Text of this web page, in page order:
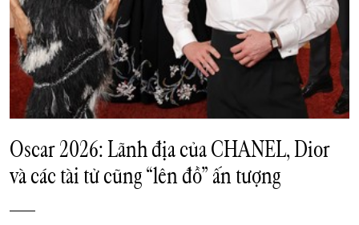
Oscar 2026: Lãnh địa của CHANEL, Dior
và các tài tử cũng “lên đồ” ấn tượng